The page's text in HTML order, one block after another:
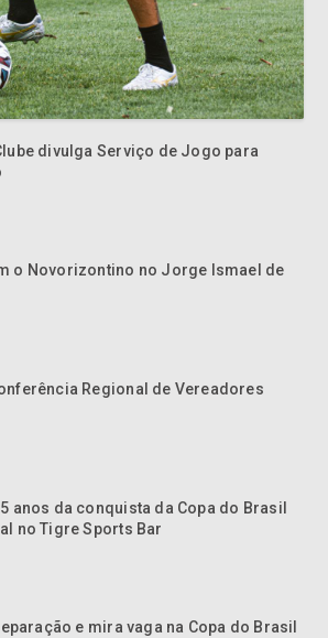
divulga Serviço de Jogo para
o Novorizontino no Jorge Ismael de
Regional de Vereadores
anos da conquista da Copa do Brasil
no Tigre Sports Bar
e mira vaga na Copa do Brasil